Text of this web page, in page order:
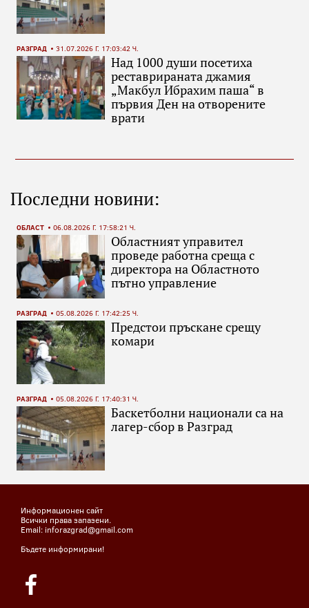
РАЗГРАД 31.07.2026 Г. 17:03:42 Ч.
Над 1000 души посетиха
реставрираната джамия
„Макбул Ибрахим паша“ в
първия Ден на отворените
врати
Последни новини:
ОБЛАСТ 06.08.2026 Г. 17:58:21 Ч.
Областният управител
проведе работна среща с
директора на Областното
пътно управление
РАЗГРАД 05.08.2026 Г. 17:42:25 Ч.
Предстои пръскане срещу
комари
РАЗГРАД 05.08.2026 Г. 17:40:31 Ч.
Баскетболни национали са на
лагер-сбор в Разград
Информационен сайт
Всички права запазени.
Email: inforazgrad@gmail.com
Бъдете информирани!